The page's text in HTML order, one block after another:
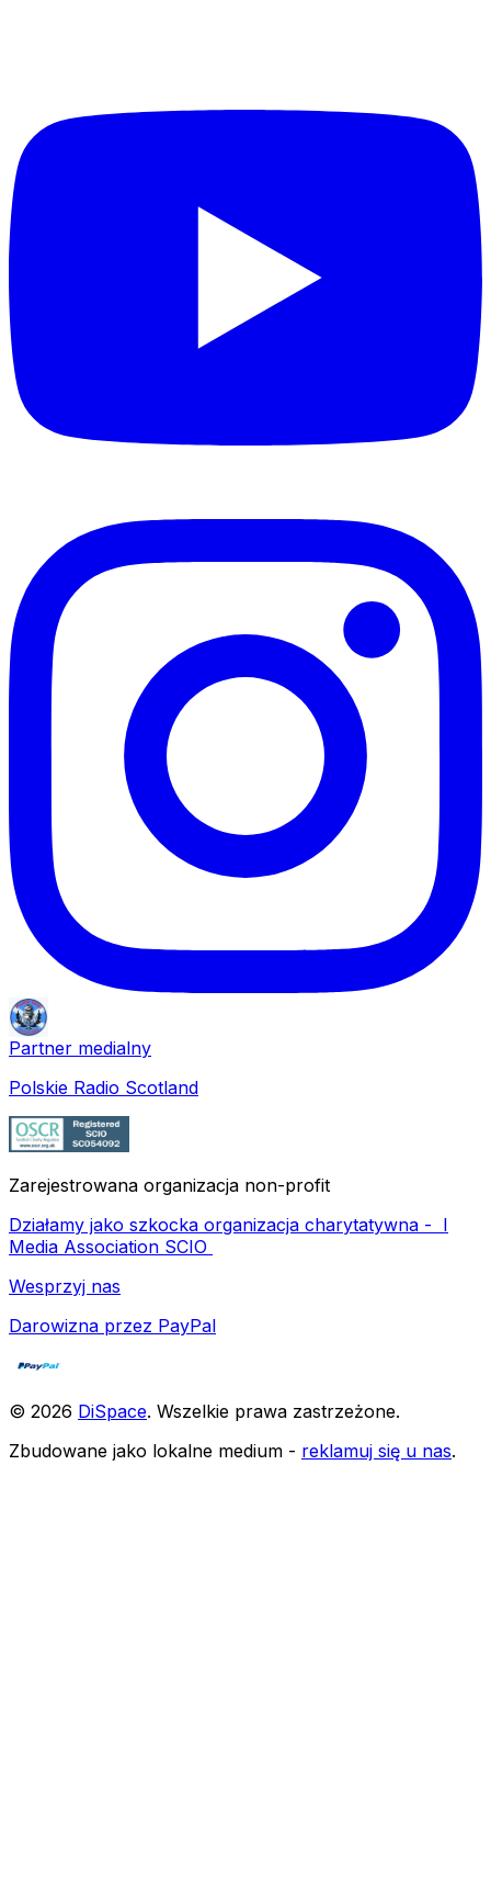
Partner medialny
Polskie Radio Scotland
Zarejestrowana organizacja non-profit
Działamy jako szkocka organizacja charytatywna - I
Media Association SCIO
Wesprzyj nas
Darowizna przez PayPal
© 2026 DiSpace. Wszelkie prawa zastrzeżone.
Zbudowane jako lokalne medium - reklamuj się u nas.